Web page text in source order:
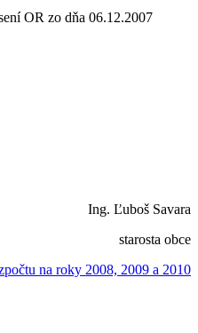
OR zo dňa 06.12.2007
Ing. Ľuboš Savara
starosta obce
na roky 2008, 2009 a 2010